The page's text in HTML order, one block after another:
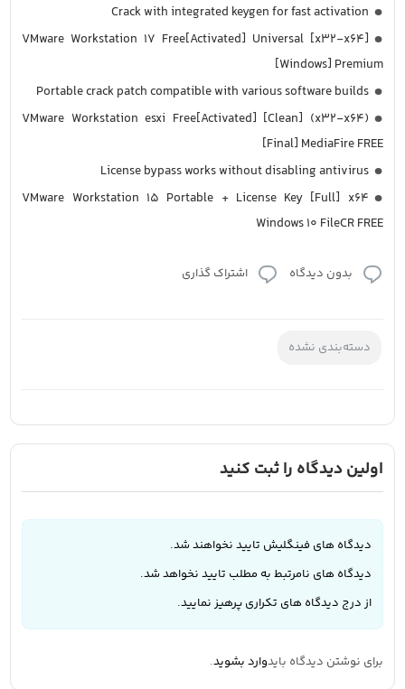
Crack with integrated keygen for fast activation
VMware Workstation 17 Free[Activated] Universal [x32-x64]
[Windows] Premium
Portable crack patch compatible with various software builds
VMware Workstation esxi Free[Activated] [Clean] (x32-x64)
[Final] MediaFire FREE
License bypass works without disabling antivirus
VMware Workstation 15 Portable + License Key [Full] x64
Windows 10 FileCR FREE
بدون دیدگاه اشتراک گذاری
دسته‌بندی نشده
اولین دیدگاه را ثبت کنید
دیدگاه های فینگلیش تایید نخواهند شد.
دیدگاه های نامرتبط به مطلب تایید نخواهد شد.
از درج دیدگاه های تکراری پرهیز نمایید.
برای نوشتن دیدگاه بایدوارد بشوید.